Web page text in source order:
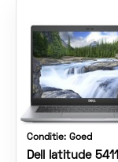
Conditie: Goed
Dell latitude 5411